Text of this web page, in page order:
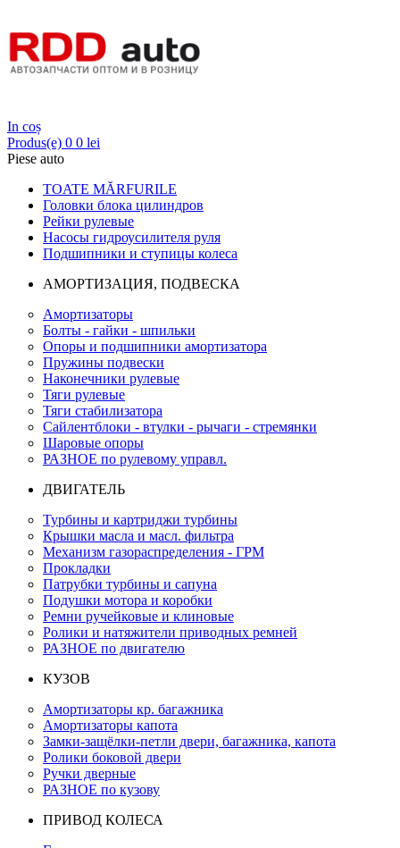
In coș
Produs(e) 0 0 lei
Piese auto
TOATE MĂRFURILE
Головки блока цилиндров
Рейки рулевые
Насосы гидроусилителя руля
Подшипники и ступицы колеса
АМОРТИЗАЦИЯ, ПОДВЕСКА
Амортизаторы
Болты - гайки - шпильки
Опоры и подшипники амортизатора
Пружины подвески
Наконечники рулевые
Тяги рулевые
Тяги стабилизатора
Сайлентблоки - втулки - рычаги - стремянки
Шаровые опоры
РАЗНОЕ по рулевому управл.
ДВИГАТЕЛЬ
Турбины и картриджи турбины
Крышки масла и масл. фильтра
Механизм газораспределения - ГРМ
Прокладки
Патрубки турбины и сапуна
Подушки мотора и коробки
Ремни ручейковые и клиновые
Ролики и натяжители приводных ремней
РАЗНОЕ по двигателю
КУЗОВ
Амортизаторы кр. багажника
Амортизаторы капота
Замки-защёлки-петли двери, багажника, капота
Ролики боковой двери
Ручки дверные
РАЗНОЕ по кузову
ПРИВОД КОЛЕСА